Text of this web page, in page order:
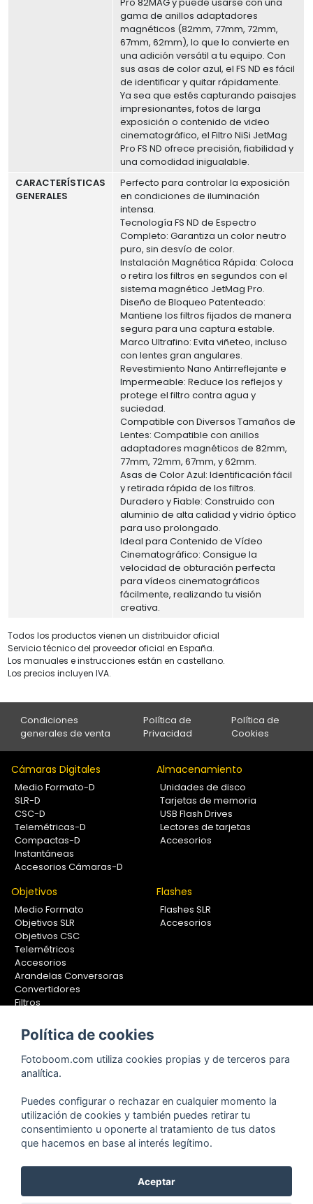
gama de anillos adaptadores
magnéticos (82mm, 77mm, 72mm,
67mm, 62mm), lo que lo convierte en
una adición versátil a tu equipo. Con
sus asas de color azul, el FS ND es fácil
de identificar y quitar rápidamente.
Ya sea que estés capturando paisajes
impresionantes, fotos de larga
exposición o contenido de video
cinematográfico, el Filtro NiSi JetMag
Pro FS ND ofrece precisión, fiabilidad y
una comodidad inigualable.
CARACTERÍSTICAS
GENERALES
Perfecto para controlar la exposición
en condiciones de iluminación
intensa.
Tecnología FS ND de Espectro
Completo: Garantiza un color neutro
puro, sin desvío de color.
Instalación Magnética Rápida: Coloca
o retira los filtros en segundos con el
sistema magnético JetMag Pro.
Diseño de Bloqueo Patenteado:
Mantiene los filtros fijados de manera
segura para una captura estable.
Marco Ultrafino: Evita viñeteo, incluso
con lentes gran angulares.
Revestimiento Nano Antirreflejante e
Impermeable: Reduce los reflejos y
protege el filtro contra agua y
suciedad.
Compatible con Diversos Tamaños de
Lentes: Compatible con anillos
adaptadores magnéticos de 82mm,
77mm, 72mm, 67mm, y 62mm.
Asas de Color Azul: Identificación fácil
y retirada rápida de los filtros.
Duradero y Fiable: Construido con
aluminio de alta calidad y vidrio óptico
para uso prolongado.
Ideal para Contenido de Vídeo
Cinematográfico: Consigue la
velocidad de obturación perfecta
para vídeos cinematográficos
fácilmente, realizando tu visión
creativa.
Todos los productos vienen un distribuidor oficial
Servicio técnico del proveedor oficial en España.
Los manuales e instrucciones están en castellano.
Los precios incluyen IVA.
Condiciones
generales de venta
Política de
Privacidad
Política de
Cookies
Cámaras Digitales
Medio Formato-D
SLR-D
CSC-D
Telemétricas-D
Compactas-D
Instantáneas
Accesorios Cámaras-D
Almacenamiento
Unidades de disco
Tarjetas de memoria
USB Flash Drives
Lectores de tarjetas
Accesorios
Objetivos
Medio Formato
Objetivos SLR
Objetivos CSC
Telemétricos
Accesorios
Arandelas Conversoras
Convertidores
Filtros
Calibradores
Flashes
Flashes SLR
Accesorios
Soportes Fotografía
Monopiés
Trípodes
Kit Completos
Accesorios
Copyright © 2001-2024, Fotoboom, Fotonet, S.L. CIF. B-83430587
C/ San Romualdo Nº26 - 28037 Madrid - España
Política de cookies
Fotoboom.com utiliza cookies propias y de terceros para
analítica.
Puedes configurar o rechazar en cualquier momento la
utilización de cookies y también puedes retirar tu
consentimiento u oponerte al tratamiento de tus datos
que hacemos en base al interés legítimo.
Aceptar